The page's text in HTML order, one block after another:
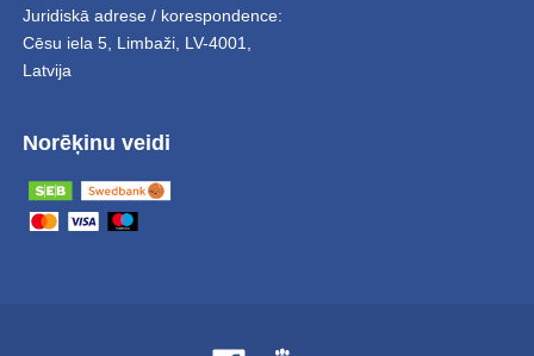
Juridiskā adrese / korespondence:
Cēsu iela 5, Limbaži, LV-4001,
Latvija
Norēķinu veidi